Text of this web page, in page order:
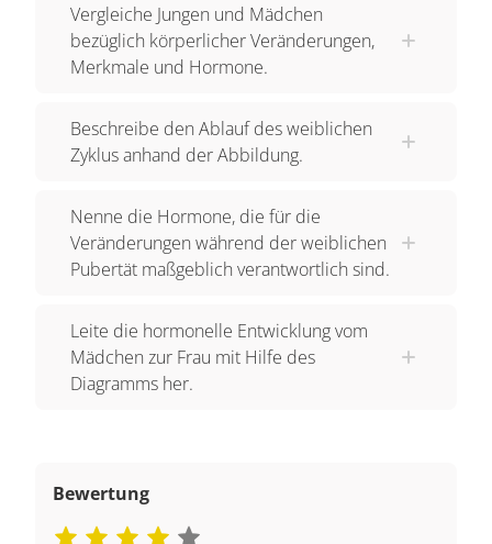
Vergleiche Jungen und Mädchen
bezüglich körperlicher Veränderungen,
Merkmale und Hormone.
Beschreibe den Ablauf des weiblichen
Zyklus anhand der Abbildung.
Nenne die Hormone, die für die
Veränderungen während der weiblichen
Pubertät maßgeblich verantwortlich sind.
Leite die hormonelle Entwicklung vom
Mädchen zur Frau mit Hilfe des
Diagramms her.
Bewertung